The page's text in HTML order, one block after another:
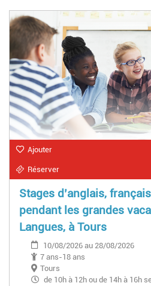
Ajouter
Réserver
Stages d’anglais,
pendant les grandes
Langues, à Tours
10/08/2026 au 28/08/2026
7 ans-18 ans
Tours
de 10h à 12h ou de 14h à 16h